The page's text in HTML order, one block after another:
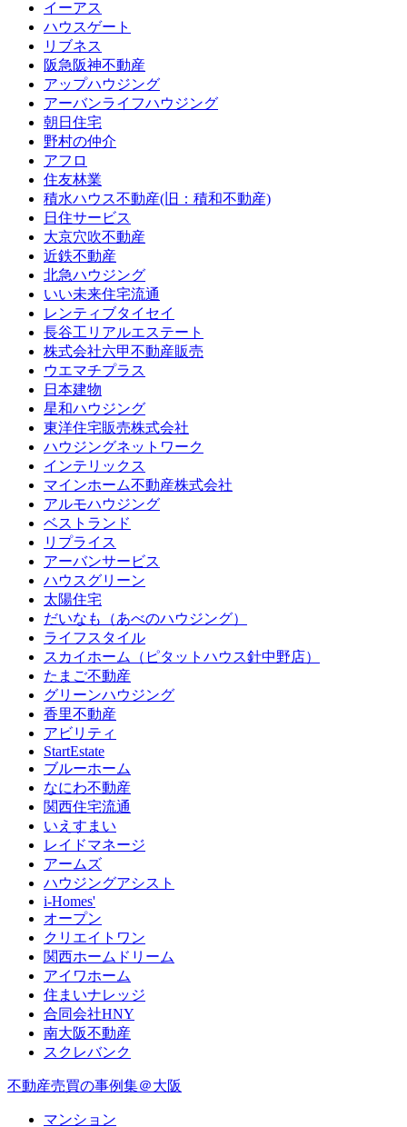
イーアス
ハウスゲート
リブネス
阪急阪神不動産
アップハウジング
アーバンライフハウジング
朝日住宅
野村の仲介
アフロ
住友林業
積水ハウス不動産(旧：積和不動産)
日住サービス
大京穴吹不動産
近鉄不動産
北急ハウジング
いい未来住宅流通
レンティブタイセイ
長谷工リアルエステート
株式会社六甲不動産販売
ウエマチプラス
日本建物
星和ハウジング
東洋住宅販売株式会社
ハウジングネットワーク
インテリックス
マインホーム不動産株式会社
アルモハウジング
ベストランド
リプライス
アーバンサービス
ハウスグリーン
太陽住宅
だいなも（あべのハウジング）
ライフスタイル
スカイホーム（ピタットハウス針中野店）
たまご不動産
グリーンハウジング
香里不動産
アビリティ
StartEstate
ブルーホーム
なにわ不動産
関西住宅流通
いえすまい
レイドマネージ
アームズ
ハウジングアシスト
i-Homes'
オープン
クリエイトワン
関西ホームドリーム
アイワホーム
住まいナレッジ
合同会社HNY
南大阪不動産
スクレバンク
不動産売買の事例集＠大阪
マンション